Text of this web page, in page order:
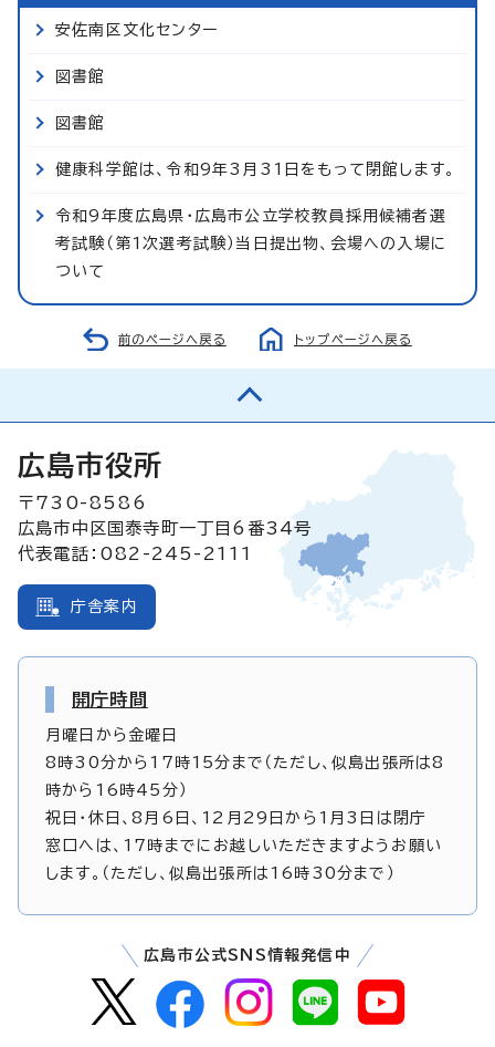
安佐南区文化センター
図書館
図書館
健康科学館は、令和9年3月31日をもって閉館します。
令和9年度広島県・広島市公立学校教員採用候補者選
考試験（第1次選考試験）当日提出物、会場への入場に
ついて
前のページへ戻る トップページへ戻る
広島市役所
〒730-8586
広島市中区国泰寺町一丁目6番34号
代表電話：082-245-2111
庁舎案内
開庁時間
月曜日から金曜日
8時30分から17時15分まで（ただし、似島出張所は8
時から16時45分）
祝日・休日、8月6日、12月29日から1月3日は閉庁
窓口へは、17時までにお越しいただきますようお願い
します。（ただし、似島出張所は16時30分まで）
広島市公式SNS情報発信中